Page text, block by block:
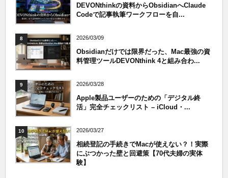
DEVONthinkの資料からObsidianへClaude
Codeで記事執筆ワークフローを自...
8 2026/03/09
Obsidianだけでは限界だった、Mac最強の資
料管理ツールDEVONthink 4と組み合わ...
9 2026/03/28
Apple製品ユーザーのための「デジタル終
活」完全チェックリスト – iCloud・...
10 2026/03/27
相続登記の手続きでMacが使えない？！実際
にぶつかった壁と回避策【70代夫婦の実体
験】